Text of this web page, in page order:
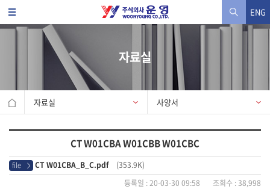
ENG
자료실
자료실 사양서
CT W01CBA W01CBB W01CBC
file > CT W01CBA_B_C.pdf
(353.9K)
등록일 : 20-03-30 09:58 조회수 : 38,998